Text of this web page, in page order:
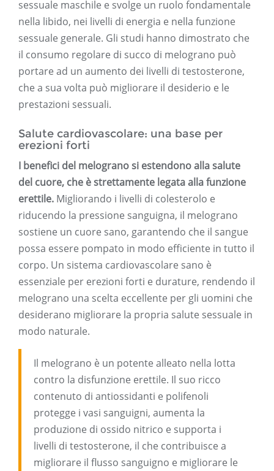
sessuale maschile e svolge un ruolo fondamentale
nella libido, nei livelli di energia e nella funzione
sessuale generale. Gli studi hanno dimostrato che
il consumo regolare di succo di melograno può
portare ad un aumento dei livelli di testosterone,
che a sua volta può migliorare il desiderio e le
prestazioni sessuali.
Salute cardiovascolare: una base per
erezioni forti
I benefici del melograno si estendono alla salute
del cuore, che è strettamente legata alla funzione
erettile. Migliorando i livelli di colesterolo e
riducendo la pressione sanguigna, il melograno
sostiene un cuore sano, garantendo che il sangue
possa essere pompato in modo efficiente in tutto il
corpo. Un sistema cardiovascolare sano è
essenziale per erezioni forti e durature, rendendo il
melograno una scelta eccellente per gli uomini che
desiderano migliorare la propria salute sessuale in
modo naturale.
Il melograno è un potente alleato nella lotta
contro la disfunzione erettile. Il suo ricco
contenuto di antiossidanti e polifenoli
protegge i vasi sanguigni, aumenta la
produzione di ossido nitrico e supporta i
livelli di testosterone, il che contribuisce a
migliorare il flusso sanguigno e migliorare le